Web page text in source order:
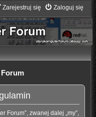
Zaloguj się
Zarejestruj się
Forum”, zwanej dalej „my”,